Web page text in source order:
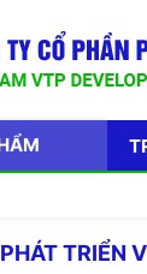
TRIỂN